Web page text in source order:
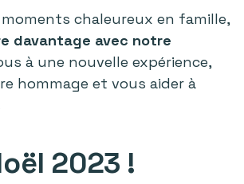
chaleureux en famille,
davantage avec notre
à une nouvelle expérience,
hommage et vous aider à
2023 !